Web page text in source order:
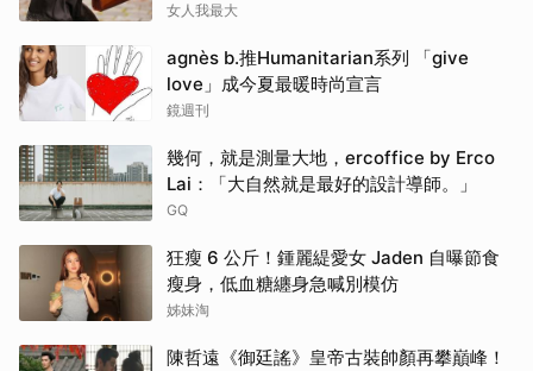
女人我最大
agnès b.推Humanitarian系列 「give
love」成今夏最暖時尚宣言
鏡週刊
幾何，就是測量大地，ercoffice by Erco
Lai：「大自然就是最好的設計導師。」
GQ
狂瘦 6 公斤！鍾麗緹愛女 Jaden 自曝節食
瘦身，低血糖纏身急喊別模仿
姊妹淘
陳哲遠《御廷謠》皇帝古裝帥顏再攀巔峰！